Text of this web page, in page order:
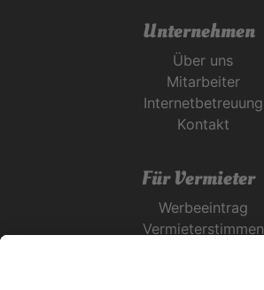
Unternehmen
Über uns
Mitarbeiter
Internetbetreuung
Kontakt
Für Vermieter
Werbeeintrag
Vermieterstimmen